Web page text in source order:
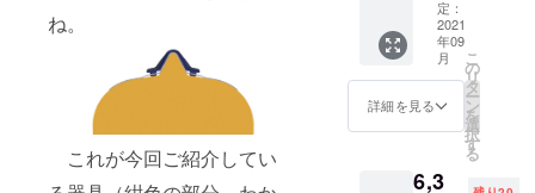
ね。
これが今回ご紹介してい
どうぞよろ
しくお願い
致します。
ト達成
により
製作す
る金型
で成型
した製
は2021
による
成型品
が出来
るまで
こちら
をお使
同等で
ツ＋成
型品＋
御礼
メー
ル）】
①製品
仕様の
３Dプリ
形品
定：
2021
年09
月
詳細を見る
こ
の
リ
タ
ー
ン
を
選
択
す
る
6,3